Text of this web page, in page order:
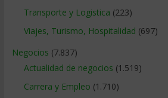
Transporte y Logistica (223)
Viajes, Turismo, Hospitalidad (697)
Negocios (7.837)
Actualidad de negocios (1.519)
Carrera y Empleo (1.710)